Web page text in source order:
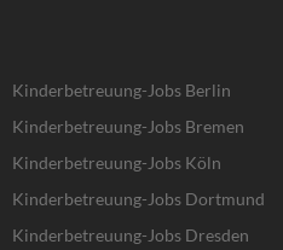
Kinderbetreuung-Jobs Berlin
Kinderbetreuung-Jobs Bremen
Kinderbetreuung-Jobs Köln
Kinderbetreuung-Jobs Dortmund
Kinderbetreuung-Jobs Dresden